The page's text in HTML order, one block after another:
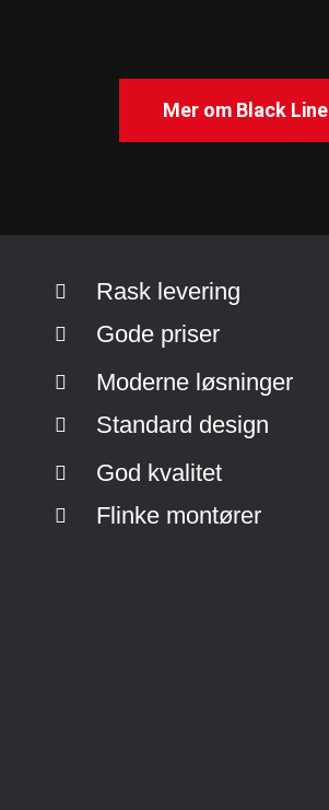
Mer om Black Line
Rask levering
Gode priser
Moderne løsninger
Standard design
God kvalitet
Flinke montører